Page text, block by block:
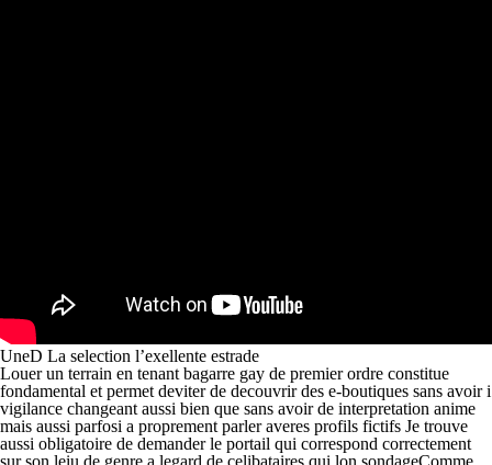
UneD La selection l’exellente estrade
Louer un terrain en tenant bagarre gay de premier ordre constitue
fondamental et permet deviter de decouvrir des e-boutiques sans avoir i
vigilance changeant aussi bien que sans avoir de interpretation anime
mais aussi parfosi a proprement parler averes profils fictifs Je trouve
aussi obligatoire de demander le portail qui correspond correctement
sur son leiu de genre a legard de celibataires qui lon sondageComme